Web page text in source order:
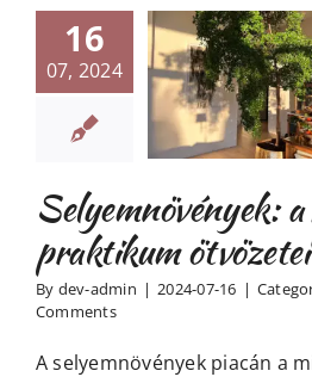
16
07, 2024
és
Selyemnövények: a
praktikum ötvözetei
By dev-admin | 2024-07-16 |
Comments
A selyemnövények piacán a